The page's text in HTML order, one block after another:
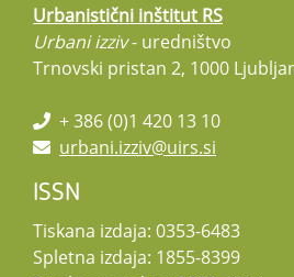
Urbanistični inštitut RS
Urbani izziv- uredništvo
Trnovski pristan 2, 1000
+ 386 (0)1 420 13 10
urbani.izziv@uirs.si
ISSN
Tiskana izdaja: 0353-6483
Spletna izdaja: 1855-8399